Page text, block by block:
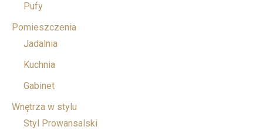
Pufy
Pomieszczenia
Jadalnia
Kuchnia
Gabinet
Wnętrza w stylu
Styl Prowansalski